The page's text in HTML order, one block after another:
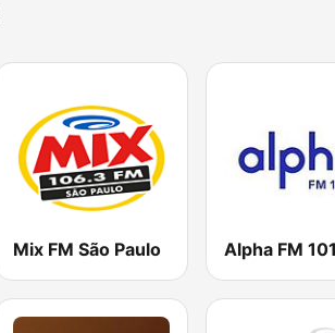
Mix FM São Paulo Alpha FM